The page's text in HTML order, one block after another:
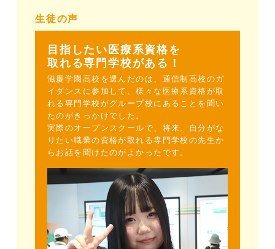
生徒の声
目指したい医療系資格を
取れる専門学校がある！
滋慶学園高校を選んだのは、通信制高校のガ
イダンスに参加して、様々な医療系資格が取
れる専門学校がグループ校にあることを聞い
たのがきっかけでした。
実際のオープンスクールで、将来、自分がな
りたい職業の資格が取れる専門学校の先生か
らお話を聞けたのがよかったです。